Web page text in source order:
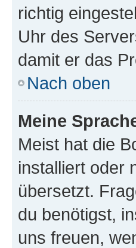
richtig
Uhr des
damit er das
Nach oben
Meine
Meist hat die
installiert oder
übersetzt.
du benötigst,
uns freuen,